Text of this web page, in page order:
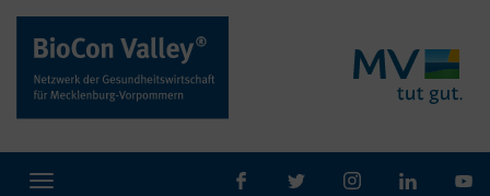
Toggle
facebooktwitterInstaram